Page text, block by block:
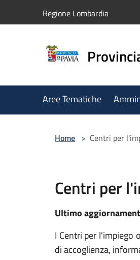
Regione Lombardia
Aree Tematiche
Home > Centri per
Centri per
Ultimo
I Centri per l'impiego
di accoglienza,